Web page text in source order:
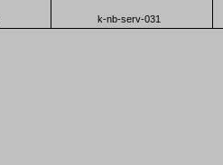
k-nb-serv-031